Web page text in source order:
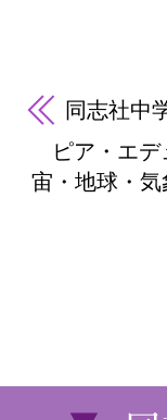
同志社中
ピア・エ
宙・地球・